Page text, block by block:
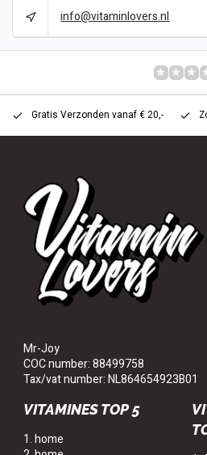
info@vitaminlovers.nl
Gratis Verzonden vanaf € 20,-
Mr-Joy
COC number: 88499758
Tax/vat number: NL864654923B01
VITAMINES TOP 5
1. home